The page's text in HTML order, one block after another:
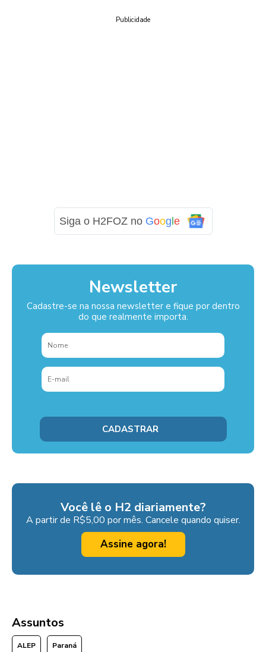
Publicidade
Siga o H2FOZ no Google
Newsletter
Cadastre-se na nossa newsletter e fique por dentro
do que realmente importa.
Você lê o H2 diariamente?
A partir de R$5,00 por mês. Cancele quando quiser.
Assine agora!
Assuntos
ALEP Paraná